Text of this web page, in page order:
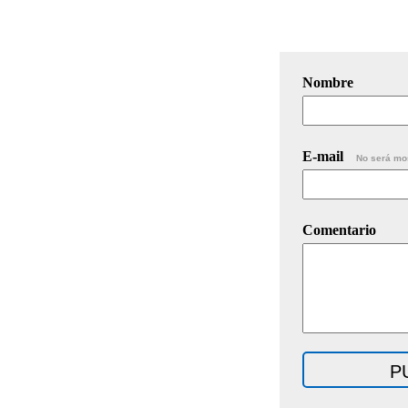
Nombre
E-mail No será
Comentario